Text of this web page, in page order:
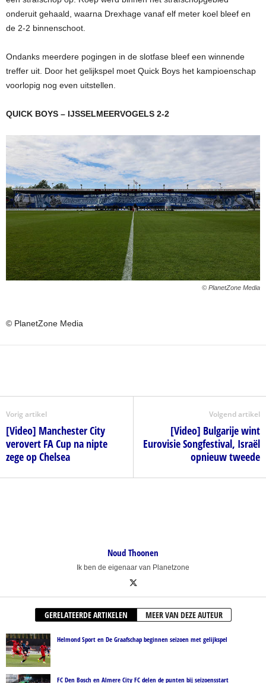
onderuit gehaald, waarna Drexhage vanaf elf meter koel bleef en
de 2-2 binnenschoot.
Ondanks meerdere pogingen in de slotfase bleef een winnende
treffer uit. Door het gelijkspel moet Quick Boys het kampioenschap
voorlopig nog even uitstellen.
QUICK BOYS – IJSSELMEERVOGELS 2-2
© PlanetZone Media
© PlanetZone Media
Vorig artikel
[Video] Manchester City
verovert FA Cup na nipte
zege op Chelsea
Volgend artikel
[Video] Bulgarije wint
Eurovisie Songfestival, Israël
opnieuw tweede
Noud Thoonen
Ik ben de eigenaar van Planetzone
GERELATEERDE ARTIKELEN MEER VAN DEZE AUTEUR
Helmond Sport en De Graafschap beginnen seizoen met gelijkspel
FC Den Bosch en Almere City FC delen de punten bij seizoensstart